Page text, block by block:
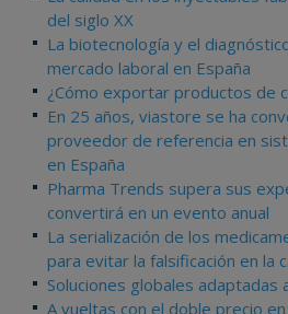
del siglo XX
La biotecnología y el
mercado laboral en España
¿Cómo exportar productos de
En 25 años, viastore se ha
proveedor de referencia en
en España
Pharma Trends supera sus
convertirá en un evento anual
La serialización de los
para evitar la falsificación en la
Soluciones globales
A vueltas con el doble precio